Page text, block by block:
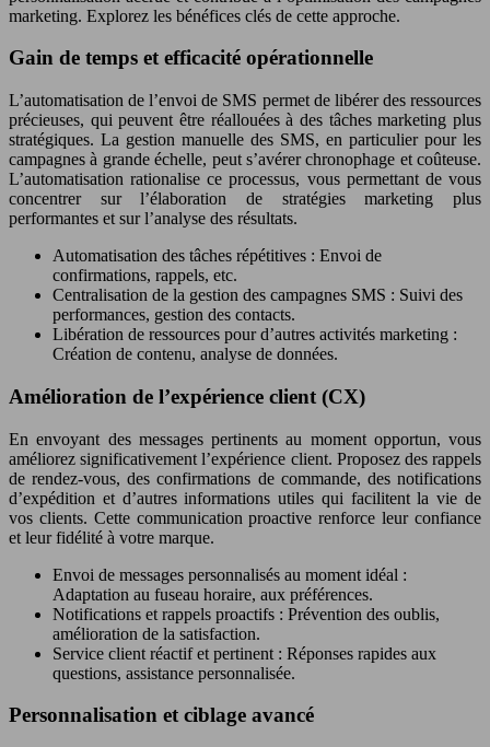
marketing. Explorez les bénéfices clés de cette approche.
Gain de temps et efficacité opérationnelle
L’automatisation de l’envoi de SMS permet de libérer des ressources
précieuses, qui peuvent être réallouées à des tâches marketing plus
stratégiques. La gestion manuelle des SMS, en particulier pour les
campagnes à grande échelle, peut s’avérer chronophage et coûteuse.
L’automatisation rationalise ce processus, vous permettant de vous
concentrer sur l’élaboration de stratégies marketing plus
performantes et sur l’analyse des résultats.
Automatisation des tâches répétitives : Envoi de
confirmations, rappels, etc.
Centralisation de la gestion des campagnes SMS : Suivi des
performances, gestion des contacts.
Libération de ressources pour d’autres activités marketing :
Création de contenu, analyse de données.
Amélioration de l’expérience client (CX)
En envoyant des messages pertinents au moment opportun, vous
améliorez significativement l’expérience client. Proposez des rappels
de rendez-vous, des confirmations de commande, des notifications
d’expédition et d’autres informations utiles qui facilitent la vie de
vos clients. Cette communication proactive renforce leur confiance
et leur fidélité à votre marque.
Envoi de messages personnalisés au moment idéal :
Adaptation au fuseau horaire, aux préférences.
Notifications et rappels proactifs : Prévention des oublis,
amélioration de la satisfaction.
Service client réactif et pertinent : Réponses rapides aux
questions, assistance personnalisée.
Personnalisation et ciblage avancé